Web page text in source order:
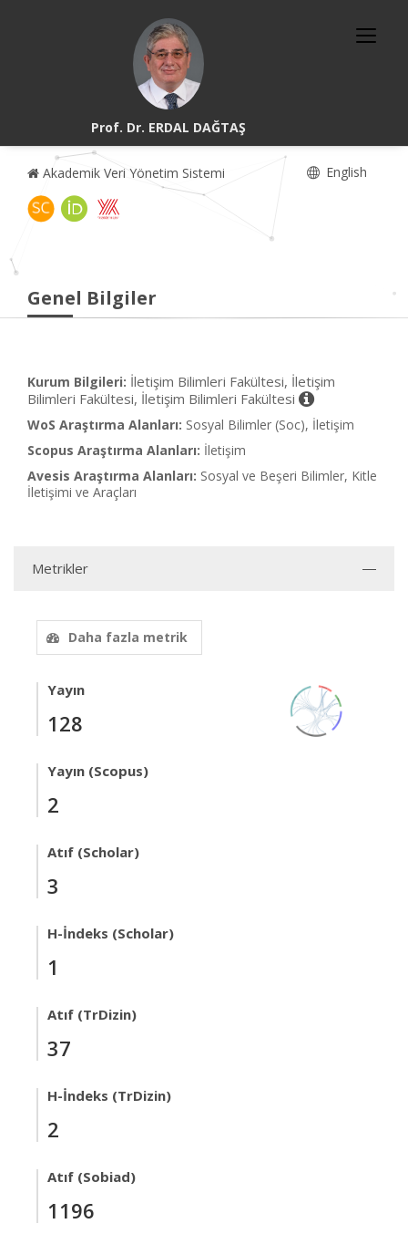
Prof. Dr. ERDAL DAĞTAŞ
Akademik Veri Yönetim Sistemi English
Genel Bilgiler
Kurum Bilgileri: İletişim Bilimleri Fakültesi, İletişim
Bilimleri Fakültesi, İletişim Bilimleri Fakültesi
WoS Araştırma Alanları: Sosyal Bilimler (Soc), İletişim
Scopus Araştırma Alanları: İletişim
Avesis Araştırma Alanları: Sosyal ve Beşeri Bilimler, Kitle
İletişimi ve Araçları
Metrikler
Daha fazla metrik
Yayın
128
Yayın (Scopus)
2
Atıf (Scholar)
3
H-İndeks (Scholar)
1
Atıf (TrDizin)
37
H-İndeks (TrDizin)
2
Atıf (Sobiad)
1196